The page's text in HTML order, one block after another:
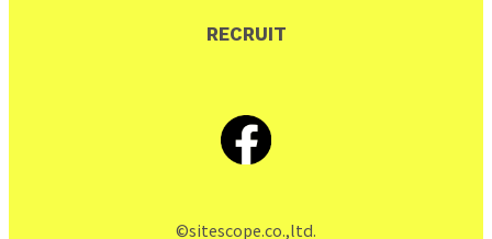
RECRUIT
©sitescope.co.,ltd.